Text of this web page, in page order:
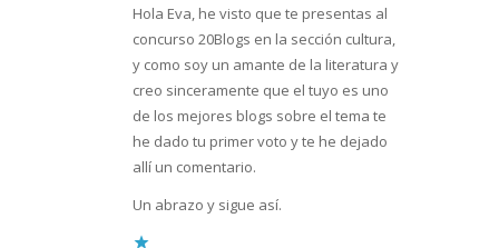
Hola Eva, he visto que te presentas al
concurso 20Blogs en la sección cultura,
y como soy un amante de la literatura y
creo sinceramente que el tuyo es uno
de los mejores blogs sobre el tema te
he dado tu primer voto y te he dejado
allí un comentario.
Un abrazo y sigue así.